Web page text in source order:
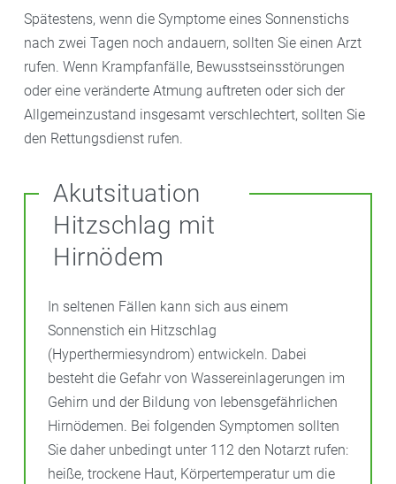
Spätestens, wenn die Symptome eines Sonnenstichs
nach zwei Tagen noch andauern, sollten Sie einen Arzt
rufen. Wenn Krampfanfälle, Bewusstseinsstörungen
oder eine veränderte Atmung auftreten oder sich der
Allgemeinzustand insgesamt verschlechtert, sollten Sie
den Rettungsdienst rufen.
Akutsituation
Hitzschlag mit
Hirnödem
In seltenen Fällen kann sich aus einem
Sonnenstich ein Hitzschlag
(Hyperthermiesyndrom) entwickeln. Dabei
besteht die Gefahr von Wassereinlagerungen im
Gehirn und der Bildung von lebensgefährlichen
Hirnödemen. Bei folgenden Symptomen sollten
Sie daher unbedingt unter 112 den Notarzt rufen:
heiße, trockene Haut, Körpertemperatur um die